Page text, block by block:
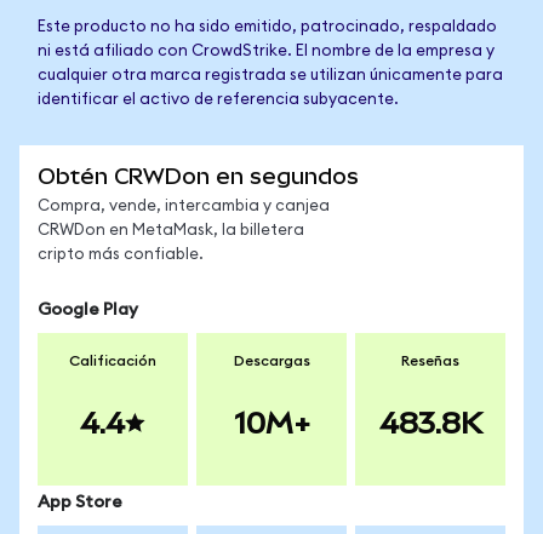
Este producto no ha sido emitido, patrocinado, respaldado
ni está afiliado con CrowdStrike. El nombre de la empresa y
cualquier otra marca registrada se utilizan únicamente para
identificar el activo de referencia subyacente.
Obtén CRWDon en segundos
Compra, vende, intercambia y canjea
CRWDon en MetaMask, la billetera
cripto más confiable.
Google Play
Calificación
4.4
Descargas
10M+
Reseñas
483.8K
App Store